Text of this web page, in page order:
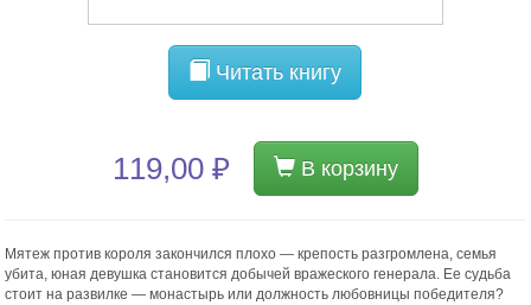
Читать книгу
119,00 ₽ В корзину
Мятеж против короля закончился плохо — крепость разгромлена, семья
убита, юная девушка становится добычей вражеского генерала. Ее судьба
стоит на развилке — монастырь или должность любовницы победителя?